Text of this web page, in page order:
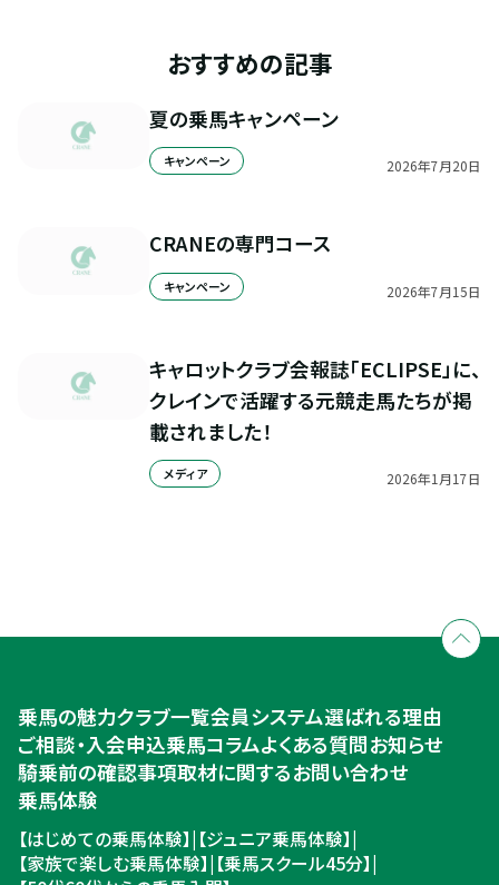
おすすめの記事
夏の乗馬キャンペーン
キャンペーン 2026年7月20日
CRANEの専門コース
キャンペーン 2026年7月15日
キャロットクラブ会報誌「ECLIPSE」に、
クレインで活躍する元競走馬たちが掲
載されました！
メディア 2026年1 月17日
入会のご相談・申込
ご相談・入会申込
乗馬の魅力クラブ一覧会員システム選ばれる理由
ご相談・入会申込乗馬コラムよくある質問お知らせ
騎乗前の確認事項取材に関するお問い合わせ
乗馬体験
【はじめての乗馬体験】| 【ジュニア乗馬体験】|
【家族で楽しむ乗馬体験】| 【乗馬スクール45分】|